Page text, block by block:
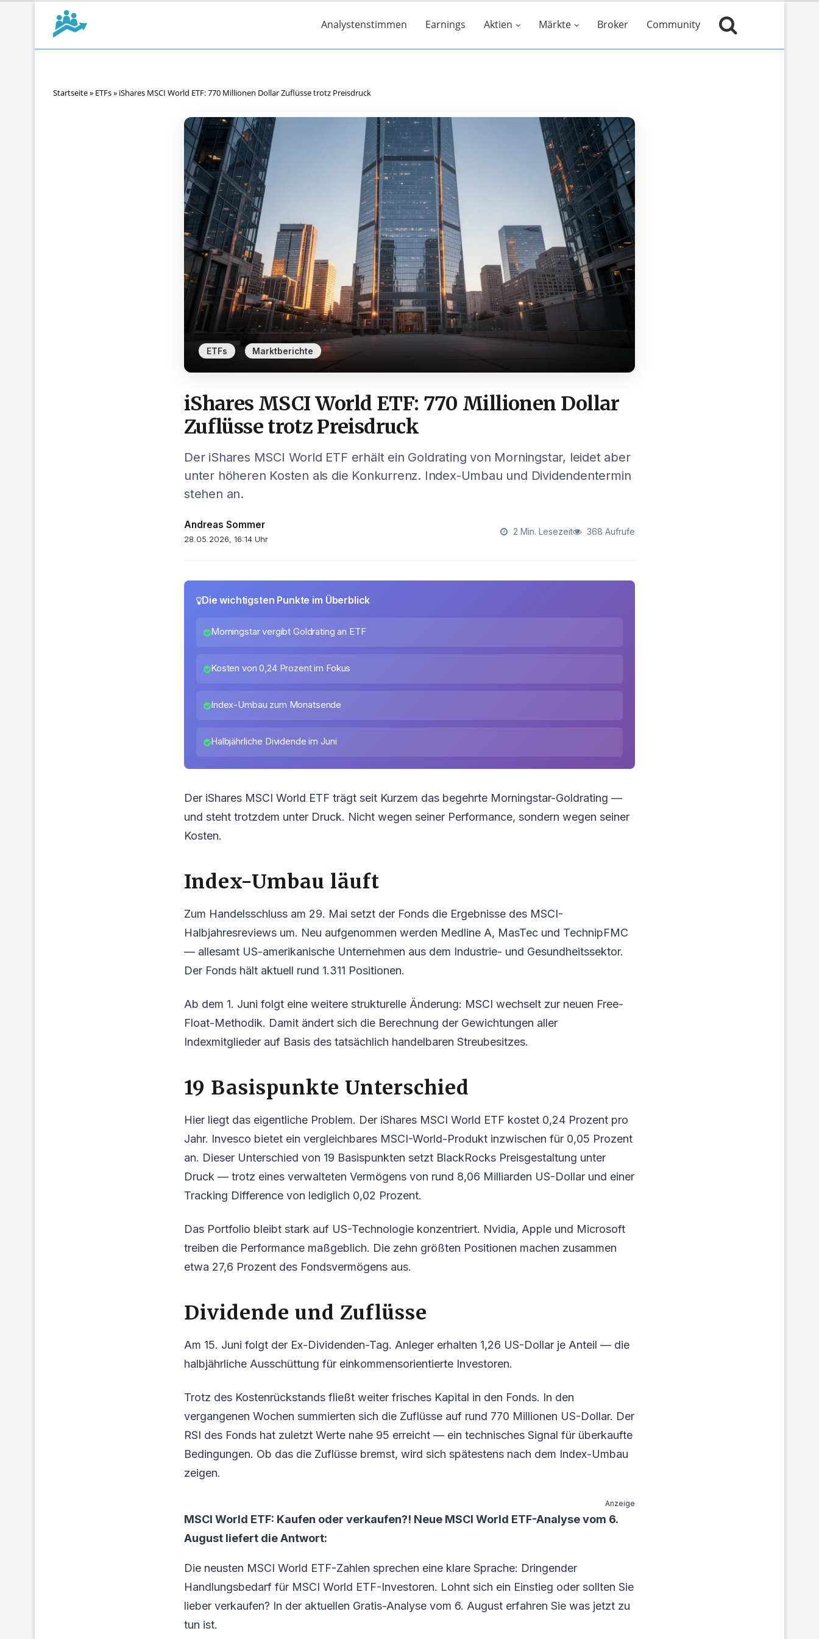
Analystenstimmen Earnings Aktien Märkte Broker Community
Startseite» ETFs» iShares MSCI World ETF: 770 Millionen Dollar Zuflüsse trotz Preisdruck
ETFs Marktberichte
iShares MSCI World ETF: 770 Millionen Dollar
Zuflüsse trotz Preisdruck
Der iShares MSCI World ETF erhält ein Goldrating von Morningstar, leidet aber
unter höheren Kosten als die Konkurrenz. Index-Umbau und Dividendentermin
stehen an.
Andreas Sommer
28.05.2026, 16:14 Uhr
2 Min. Lesezeit 368 Aufrufe
Die wichtigsten Punkte im Überblick
Morningstar vergibt Goldrating an ETF
Kosten von 0,24 Prozent im Fokus
Index-Umbau zum Monatsende
Halbjährliche Dividende im Juni
Der iShares MSCI World ETF trägt seit Kurzem das begehrte Morningstar-Goldrating —
und steht trotzdem unter Druck. Nicht wegen seiner Performance, sondern wegen seiner
Kosten.
Index-Umbau läuft
Zum Handelsschluss am 29. Mai setzt der Fonds die Ergebnisse des MSCI-
Halbjahresreviews um. Neu aufgenommen werden Medline A, MasTec und TechnipFMC
— allesamt US-amerikanische Unternehmen aus dem Industrie- und Gesundheitssektor.
Der Fonds hält aktuell rund 1.311 Positionen.
Ab dem 1. Juni folgt eine weitere strukturelle Änderung: MSCI wechselt zur neuen Free-
Float-Methodik. Damit ändert sich die Berechnung der Gewichtungen aller
Indexmitglieder auf Basis des tatsächlich handelbaren Streubesitzes.
19 Basispunkte Unterschied
Hier liegt das eigentliche Problem. Der iShares MSCI World ETF kostet 0,24 Prozent pro
Jahr. Invesco bietet ein vergleichbares MSCI-World-Produkt inzwischen für 0,05 Prozent
an. Dieser Unterschied von 19 Basispunkten setzt BlackRocks Preisgestaltung unter
Druck — trotz eines verwalteten Vermögens von rund 8,06 Milliarden US-Dollar und einer
Tracking Difference von lediglich 0,02 Prozent.
Das Portfolio bleibt stark auf US-Technologie konzentriert. Nvidia, Apple und Microsoft
treiben die Performance maßgeblich. Die zehn größten Positionen machen zusammen
etwa 27,6 Prozent des Fondsvermögens aus.
Dividende und Zuflüsse
Am 15. Juni folgt der Ex-Dividenden-Tag. Anleger erhalten 1,26 US-Dollar je Anteil — die
halbjährliche Ausschüttung für einkommensorientierte Investoren.
Trotz des Kostenrückstands fließt weiter frisches Kapital in den Fonds. In den
vergangenen Wochen summierten sich die Zuflüsse auf rund 770 Millionen US-Dollar. Der
RSI des Fonds hat zuletzt Werte nahe 95 erreicht — ein technisches Signal für überkaufte
Bedingungen. Ob das die Zuflüsse bremst, wird sich spätestens nach dem Index-Umbau
zeigen.
Anzeige
MSCI World ETF: Kaufen oder verkaufen?! Neue MSCI World ETF-Analyse vom 6.
August liefert die Antwort:
Die neusten MSCI World ETF-Zahlen sprechen eine klare Sprache: Dringender
Handlungsbedarf für MSCI World ETF-Investoren. Lohnt sich ein Einstieg oder sollten Sie
lieber verkaufen? In der aktuellen Gratis-Analyse vom 6. August erfahren Sie was jetzt zu
tun ist.